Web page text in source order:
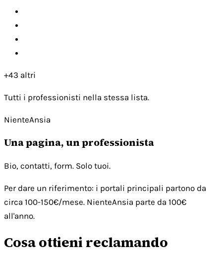
+43 altri
Tutti i professionisti nella stessa lista.
NienteAnsia
Una pagina, un professionista
Bio, contatti, form. Solo tuoi.
Per dare un riferimento: i portali principali partono da
circa 100-150€/mese. NienteAnsia parte da 100€
all'anno.
Cosa ottieni reclamando